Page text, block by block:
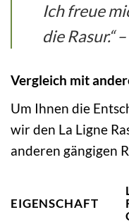
Ich freue
die Rasur.“
Vergleich mit
Um Ihnen die
wir den La Ligne
anderen gängigen
EIGENSCHAFT